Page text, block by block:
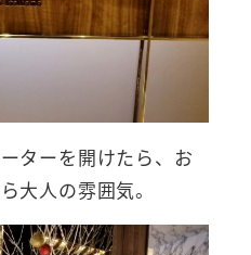
ターを開けたら、お
大人の雰囲気。